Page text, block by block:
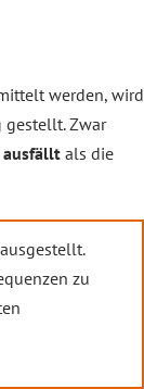
werden, wird
gestellt. Zwar
ausfälltals die
ausgestellt.
zu